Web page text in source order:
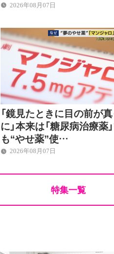
2026年08月07日
「鏡見たときに目の前が
に」本来は「糖尿病治療薬
も“やせ薬”使…
2026年08月07日
特集一覧